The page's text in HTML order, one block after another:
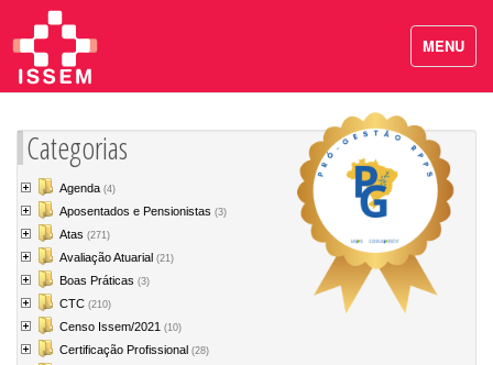
Categorias
Agenda (4)
Aposentados e Pensionistas (3)
Atas (271)
Avaliação Atuarial (21)
Boas Práticas (3)
CTC (210)
Censo Issem/2021 (10)
Certificação Profissional (28)
MENU